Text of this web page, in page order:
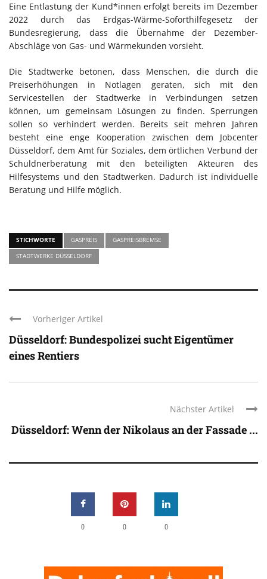
Eine Entlastung der Kund*innen erfolgt bereits im Dezember
2022 durch das Erdgas-Wärme-Soforthilfegesetz der
Bundesregierung, dass die Übernahme der Dezember-
Abschläge von Gas- und Wärmekunden vorsieht.
Die Stadtwerke betonen, dass Menschen, die durch die
Preiserhöhungen in Notlagen geraten, sich mit den
Servicestellen der Stadtwerke in Verbindungen setzen
können, um gemeinsam Lösungen zu finden. Sperrungen
sollen so verhindert werden. Bereits seit mehren Jahren
besteht eine enge Kooperation zwischen dem Jobcenter
Düsseldorf, dem Amt für Soziales, dem örtlichen Verbund der
Schuldnerberatung mit den beteiligten Akteuren des
Hilfesystems und den Stadtwerken. Dadurch ist individuelle
Beratung und Hilfe möglich.
STICHWORTE GASPREIS
GASPREISBREMSE
STADTWERKE DÜSSELDORF
Vorheriger Artikel
Düsseldorf: Bundespolizei sucht Eigentümer
eines Rentiers
Nächster Artikel
Düsseldorf: Wenn der Nikolaus an der Fassade ...
0 0 0